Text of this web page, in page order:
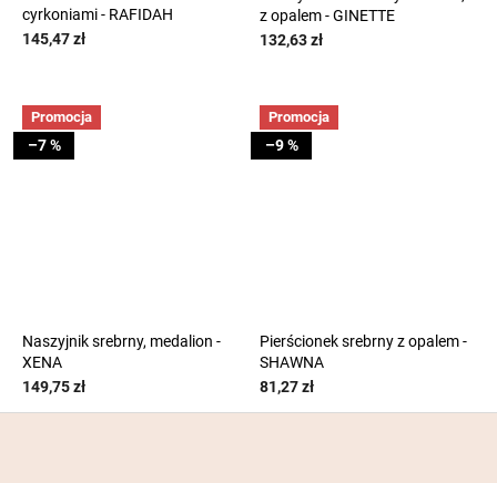
cyrkoniami - RAFIDAH
145,47 zł
z opalem - GINETTE
132,63 zł
Promocja
–7 %
Naszyjnik srebrny, medalion -
XENA
149,75 zł
Promocja
–9 %
Pierścionek srebrny z opalem -
SHAWNA
81,27 zł